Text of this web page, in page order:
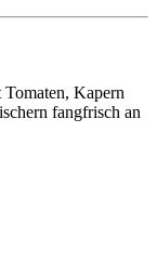
Kapern
fangfrisch an